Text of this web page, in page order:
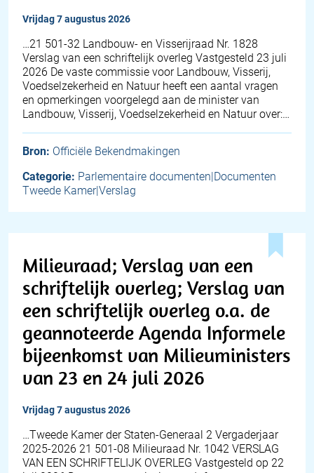
vrijdag 7 augustus 2026
…21 501-32 Landbouw- en Visserijraad Nr. 1828
Verslag van een schriftelijk overleg Vastgesteld 23 juli
2026 De vaste commissie voor Landbouw, Visserij,
Voedselzekerheid en Natuur heeft een aantal vragen
en opmerkingen voorgelegd aan de minister van
Landbouw, Visserij, Voedselzekerheid en Natuur over:…
Bron: Officiële Bekendmakingen
Categorie: Parlementaire documenten|Documenten
Tweede Kamer|Verslag
Milieuraad; Verslag van een
schriftelijk overleg; Verslag van
een schriftelijk overleg o.a. de
geannoteerde Agenda Informele
bijeenkomst van Milieuministers
van 23 en 24 juli 2026
vrijdag 7 augustus 2026
…Tweede Kamer der Staten-Generaal 2 Vergaderjaar
2025-2026 21 501-08 Milieuraad Nr. 1042 VERSLAG
VAN EEN SCHRIFTELIJK OVERLEG Vastgesteld op 22